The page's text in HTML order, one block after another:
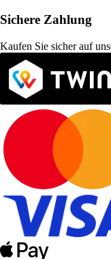
Sichere Zahlung
Kaufen Sie sicher auf